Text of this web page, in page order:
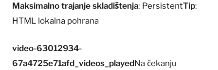
Maksimalno trajanje skladištenja: PersistentTip:
HTML lokalna pohrana
video-63012934-
67a4725e71afd_videos_playedNa čekanju